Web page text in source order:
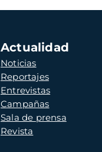
Actualidad
Noticias
Reportajes
Entrevistas
Campañas
Sala de prensa
Revista